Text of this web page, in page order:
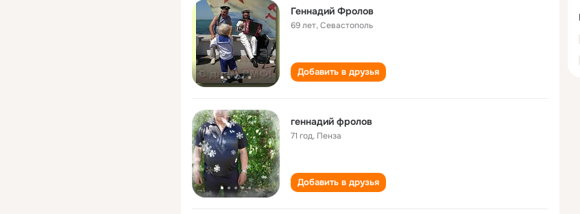
Геннадий Фролов
69 лет,Севастополь
Добавить в друзья
геннадий фролов
71 год, Пенза
Добавить в друзья